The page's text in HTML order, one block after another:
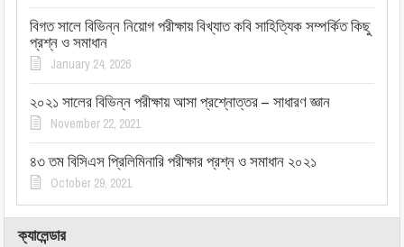
বিগত সালে বিভিন্ন নিয়োগ পরীক্ষায় বিখ্যাত কবি সাহিত্যিক সম্পর্কিত কিছু
প্রশ্ন ও সমাধান
January 24, 2026
২০২১ সালের বিভিন্ন পরীক্ষায় আসা প্রশ্নোত্তর – সাধারণ জ্ঞান
November 22, 2021
৪৩ তম বিসিএস প্রিলিমিনারি পরীক্ষার প্রশ্ন ও সমাধান ২০২১
October 29, 2021
ক্যালেন্ডার